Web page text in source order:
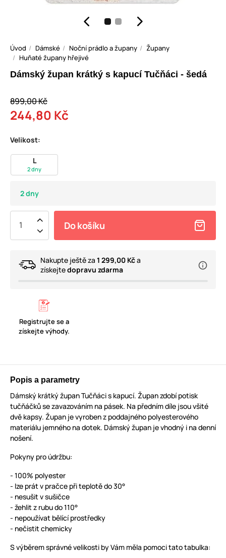
Úvod Dámské Noční prádlo a župany
Župany
Huňaté župany hřejivé
Dámský župan krátký s kapucí Tučňáci - šedá
899,00 Kč
244,80 Kč
Velikost:
L
2 dny
2 dny
Do košíku
Nakupte ještě za 1 299,00 Kča
získejtedopravu zdarma
Registrujte se a
získejte výhody.
Popis a parametry
Dámský krátký župan Tučňáci s kapucí. Župan zdobí potisk
tučňáčků se zavazováním na pásek. Na předním díle jsou všité
dvě kapsy. Župan je vyroben z poddajného polyesterového
materiálu jemného na dotek. Dámský župan je vhodný i na denní
nošení.
Pokyny pro údržbu:
- 100% polyester
- lze prát v pračce při teplotě do 30°
- nesušit v sušičce
- žehlit z rubu do 110°
- nepoužívat bělící prostředky
- nečistit chemicky
S výběrem správné velikosti by Vám měla pomoci tato tabulka: